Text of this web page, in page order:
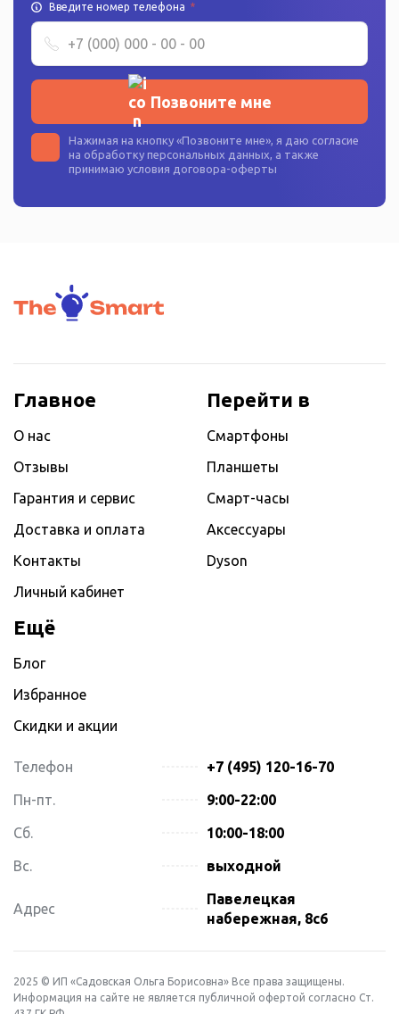
Введите номер телефона *
Позвоните мне
Нажимая на кнопку «Позвоните мне», я даю согласие
на обработку персональных данных, а также
принимаю условия договора-оферты
Главное
О нас
Отзывы
Гарантия и сервис
Доставка и оплата
Контакты
Личный кабинет
Перейти в
Смартфоны
Планшеты
Смарт-часы
Аксессуары
Dyson
Ещё
Блог
Избранное
Скидки и акции
Телефон +7 (495) 120-16-70
Пн-пт. 9:00-22:00
Сб. 10:00-18:00
Вс. выходной
Адрес
Павелецкая
набережная, 8с6
2025 © ИП «Садовская Ольга Борисовна» Все права защищены.
Информация на сайте не является публичной офертой согласно Ст.